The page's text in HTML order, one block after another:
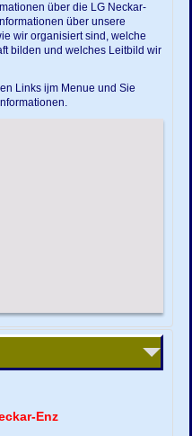
über die LG Neckar-
über unsere
wir organisiert sind, welche
bilden und welches Leitbild wir
Links ijm Menue und Sie
Enz